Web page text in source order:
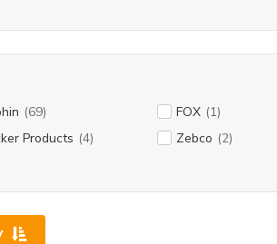
(69) FOX (1)
Products (4) Zebco (2)